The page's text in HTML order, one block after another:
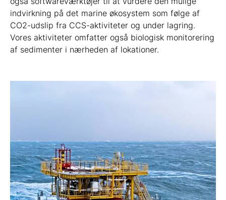
indvirkning på det marine økosystem som følge af
CO2-udslip fra CCS-aktiviteter og under lagring.
Vores aktiviteter omfatter også biologisk monitorering
af sedimenter i nærheden af lokationer.